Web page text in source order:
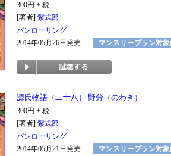
300円 + 税
[著者] 紫式部
パンローリング
2014年05月26日発売
マンスリープラン対
源氏物語（二十八） 野分（のわき）
300円 + 税
[著者] 紫式部
パンローリング
2014年05月21日発売
マンスリープラン対